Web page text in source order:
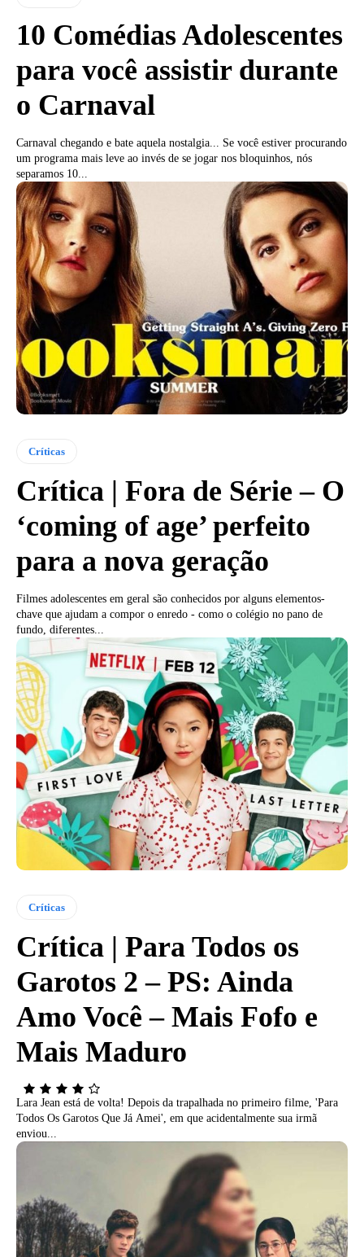
10 Comédias Adolescentes
para você assistir durante
o Carnaval
Carnaval chegando e bate aquela nostalgia... Se você estiver procurando
um programa mais leve ao invés de se jogar nos bloquinhos, nós
separamos 10...
Críticas
Crítica | Fora de Série – O
‘coming of age’ perfeito
para a nova geração
Filmes adolescentes em geral são conhecidos por alguns elementos-
chave que ajudam a compor o enredo - como o colégio no pano de
fundo, diferentes...
Críticas
Crítica | Para Todos os
Garotos 2 – PS: Ainda
Amo Você – Mais Fofo e
Mais Maduro
Lara Jean está de volta! Depois da trapalhada no primeiro filme, 'Para
Todos Os Garotos Que Já Amei', em que acidentalmente sua irmã
enviou...